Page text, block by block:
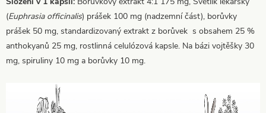
(Euphrasia officinalis) prášek 100 mg (nadzemní část), borůvky
prášek 50 mg, standardizovaný extrakt z borůvek s obsahem 25 %
anthokyanů 25 mg, rostlinná celulózová kapsle. Na bázi vojtěšky 30
mg, spiruliny 10 mg a borůvky 10 mg.